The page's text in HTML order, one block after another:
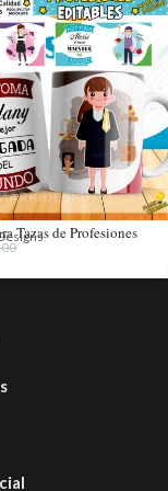
Tazas de Profesiones